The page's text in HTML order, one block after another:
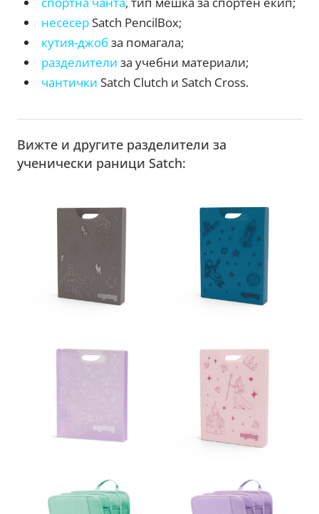
несесерSatch PencilBox;
кутия-джобза помагала;
разделителиза учебни материали;
чантички Satch Clutch и Satch Cross.
Вижте и другите разделители за
ученически раници Satch: